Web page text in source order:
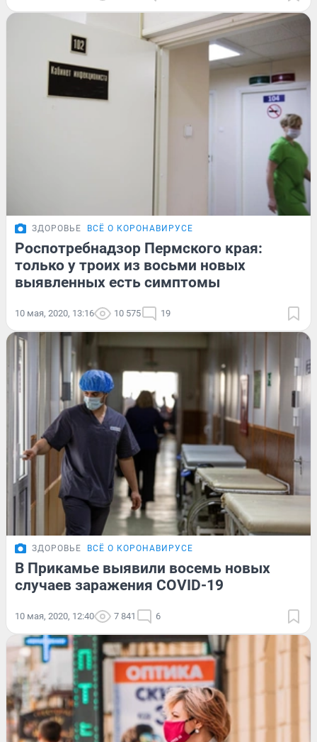
ЗДОРОВЬЕ ВСЁ О КОРОНАВИРУСЕ
Роспотребнадзор Пермского края:
только у троих из восьми новых
выявленных есть симптомы
10 мая, 2020, 13:16 10 575 19
ЗДОРОВЬЕ ВСЁ О КОРОНАВИРУСЕ
В Прикамье выявили восемь новых
случаев заражения COVID-19
10 мая, 2020, 12:40 7 841 6